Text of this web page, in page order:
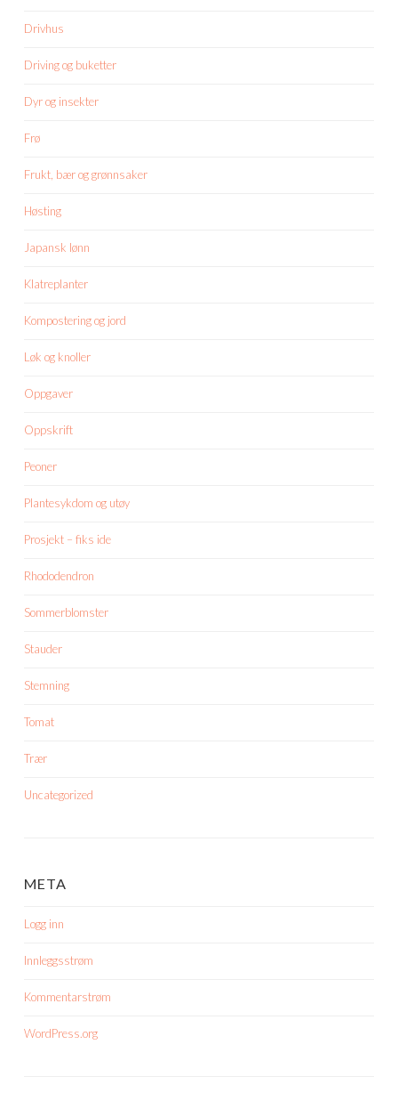
Drivhus
Driving og buketter
Dyr og insekter
Frø
Frukt, bær og grønnsaker
Høsting
Japansk lønn
Klatreplanter
Kompostering og jord
Løk og knoller
Oppgaver
Oppskrift
Peoner
Plantesykdom og utøy
Prosjekt – fiks ide
Rhododendron
Sommerblomster
Stauder
Stemning
Tomat
Trær
Uncategorized
META
Logg inn
Innleggsstrøm
Kommentarstrøm
WordPress.org